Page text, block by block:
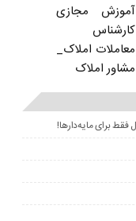
آموزش مجازی
کارشناس
معاملات املاک_
مشاور املاک